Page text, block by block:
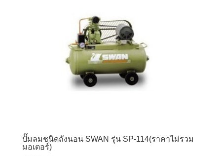
ปั๊มลมชนิดถังนอน SWAN รุ่น SP-114(ราคาไม่รวม
มอเตอร์)